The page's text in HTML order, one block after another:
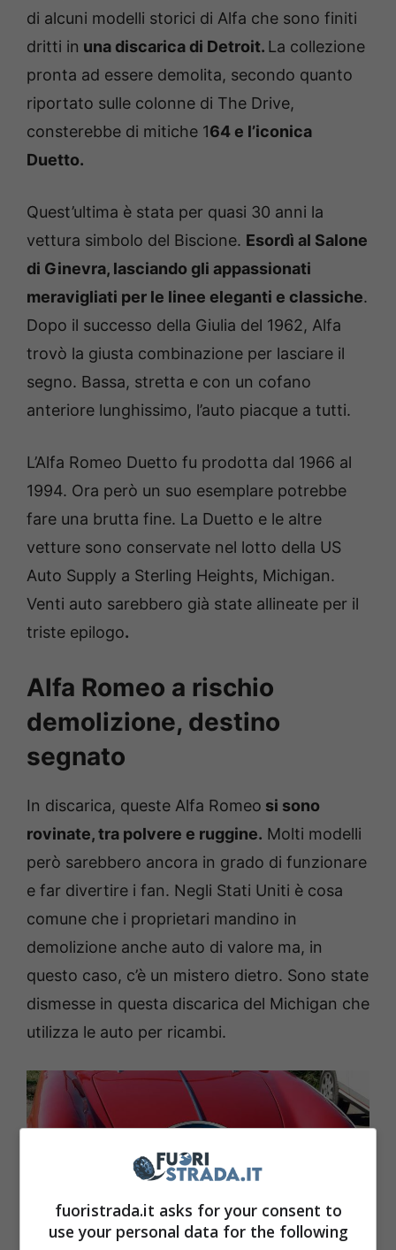
di alcuni modelli storici di Alfa che sono finiti
dritti in una discarica di Detroit. La collezione
pronta ad essere demolita, secondo quanto
riportato sulle colonne di The Drive,
consterebbe di mitiche 164 e l’iconica
Duetto.
Quest’ultima è stata per quasi 30 anni la
vettura simbolo del Biscione. Esordì al Salone
di Ginevra, lasciando gli appassionati
meravigliati per le linee eleganti e classiche.
Dopo il successo della Giulia del 1962, Alfa
trovò la giusta combinazione per lasciare il
segno. Bassa, stretta e con un cofano
anteriore lunghissimo, l’auto piacque a tutti.
L’Alfa Romeo Duetto fu prodotta dal 1966 al
1994. Ora però un suo esemplare potrebbe
fare una brutta fine. La Duetto e le altre
vetture sono conservate nel lotto della US
Auto Supply a Sterling Heights, Michigan.
Venti auto sarebbero già state allineate per il
triste epilogo.
Alfa Romeo a rischio
demolizione, destino
segnato
In discarica, queste Alfa Romeo si sono
rovinate, tra polvere e ruggine. Molti modelli
però sarebbero ancora in grado di funzionare
e far divertire i fan. Negli Stati Uniti è cosa
comune che i proprietari mandino in
demolizione anche auto di valore ma, in
questo caso, c’è un mistero dietro. Sono state
dismesse in questa discarica del Michigan che
utilizza le auto per ricambi.
fuoristrada.it asks for your consent to
use your personal data for the following